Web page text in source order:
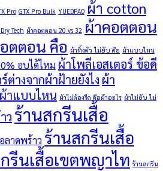
Pro GTX Pro Bulk YUEDPAO ผ้า cotton
Tech ผ้าคอตตอน 20 vs 32 ผ้าคอตตอน
ตตอน คือ ผ้าทิ้งตัว ไม่ยับ คือ ผ้าแบบไหน
อบได้ไหม ผ้าโพลีเอสเตอร์ ข้อดี
ต่างจากผ้าฝ้ายยังไง ผ้า
ผ้าแบบไหน ผ้าไม่ต้องรีด คือผ้าอะไร ผ้าไม่ยับ ไม่
ว ร้านสกรีนเสื้อ
ลาดพร้าว ร้านสกรีนเสื้อ
รีนเสื้อเขตพญาไท ร้านสกรีน